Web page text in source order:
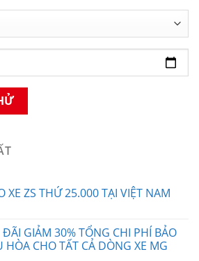
XE ZS THỨ 25.000 TẠI VIỆT NAM
GIẢM 30% TỔNG CHI PHÍ BẢO
CHO TẤT CẢ DÒNG XE MG